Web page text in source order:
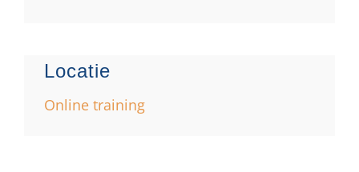
Locatie
Online training